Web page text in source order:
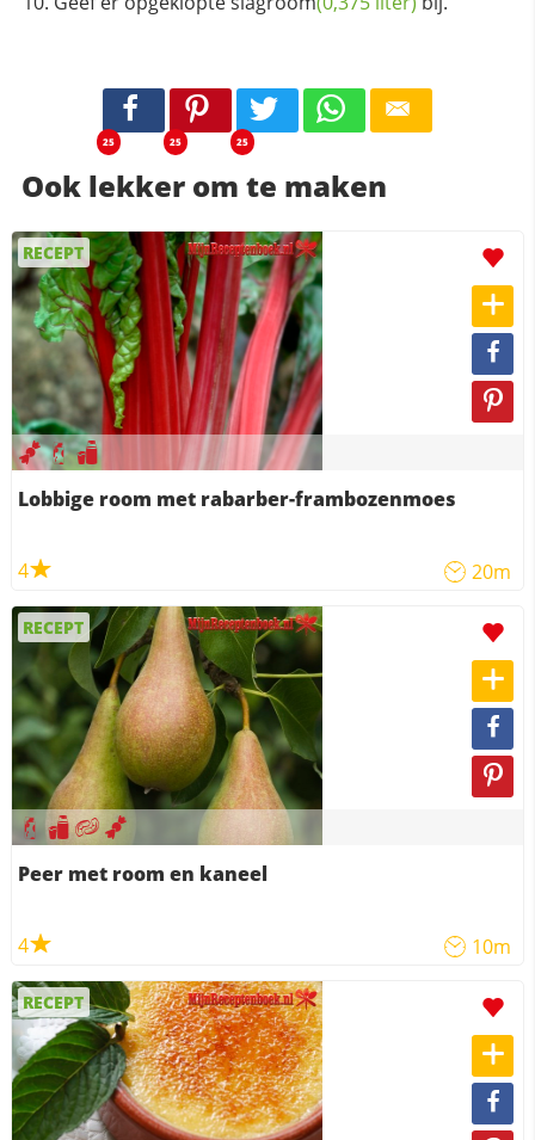
25 25 25
Ook lekker om te maken
RECEPT
Lobbige room met rabarber-frambozenmoes
4 20m
RECEPT
Peer met room en kaneel
4 10m
RECEPT